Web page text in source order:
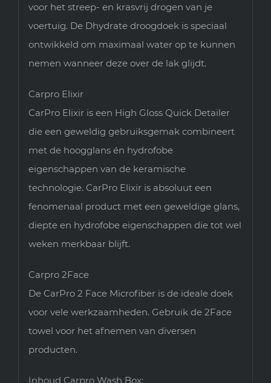
voor het streep- en krasvrij drogen van je
voertuig. De Dhydrate droogdoek is speciaal
ontwikkeld om maximaal water op te kunnen
nemen wanneer deze over de lak glijdt.
Carpro Elixir
CarPro Elixir is een High Gloss Quick Detailer
die een geweldig gebruiksgemak combineert
met de hoogglans én hydrofobe
eigenschappen van de keramische
technologie. CarPro Elixir is absoluut een
fenomenaal product met een geweldige glans,
diepte en hydrofobe eigenschappen die tot wel
weken merkbaar blijft.
Carpro 2Face
De CarPro 2 Face Microfiber is de ideale doek
voor vele werkzaamheden. Gebruik de 2Face
towel voor het afnemen van diversen
producten.
Inhoud Carpro Wash Box: